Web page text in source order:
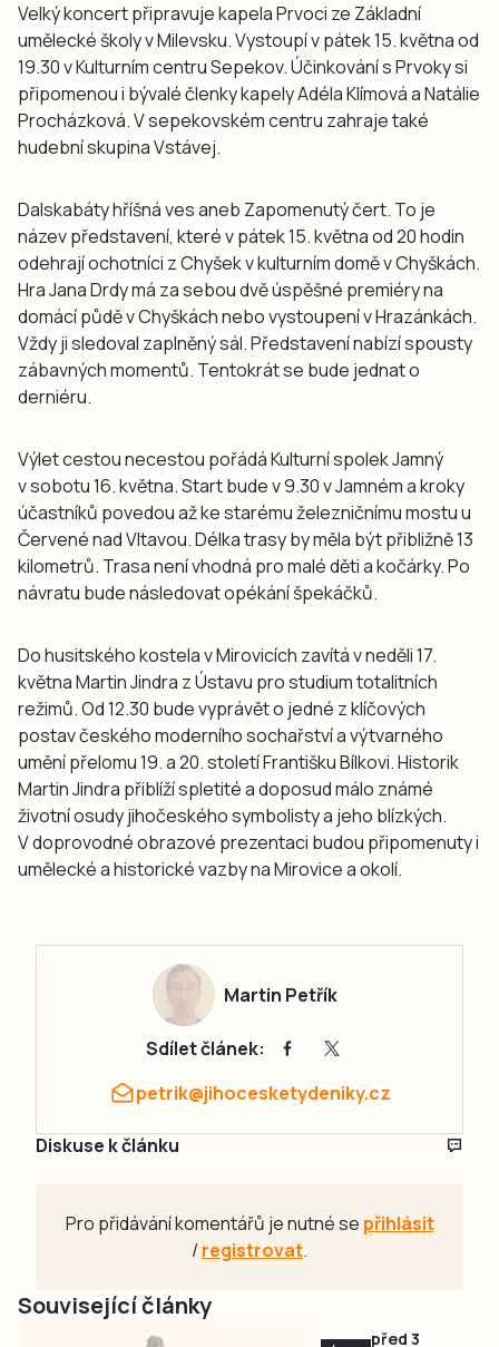
Velký koncert připravuje kapela Prvoci ze Základní
umělecké školy v Milevsku. Vystoupí v pátek 15. května od
19.30 v Kulturním centru Sepekov. Účinkování s Prvoky si
připomenou i bývalé členky kapely Adéla Klímová a Natálie
Procházková. V sepekovském centru zahraje také
hudební skupina Vstávej.
Dalskabáty hříšná ves aneb Zapomenutý čert. To je
název představení, které v pátek 15. května od 20 hodin
odehrají ochotníci z Chyšek v kulturním domě v Chyškách.
Hra Jana Drdy má za sebou dvě úspěšné premiéry na
domácí půdě v Chyškách nebo vystoupení v Hrazánkách.
Vždy ji sledoval zaplněný sál. Představení nabízí spousty
zábavných momentů. Tentokrát se bude jednat o
derniéru.
Výlet cestou necestou pořádá Kulturní spolek Jamný
v sobotu 16. května. Start bude v 9.30 v Jamném a kroky
účastníků povedou až ke starému železničnímu mostu u
Červené nad Vltavou. Délka trasy by měla být přibližně 13
kilometrů. Trasa není vhodná pro malé děti a kočárky. Po
návratu bude následovat opékání špekáčků.
Do husitského kostela v Mirovicích zavítá v neděli 17.
května Martin Jindra z Ústavu pro studium totalitních
režimů. Od 12.30 bude vyprávět o jedné z klíčových
postav českého moderního sochařství a výtvarného
umění přelomu 19. a 20. století Františku Bílkovi. Historik
Martin Jindra přiblíží spletité a doposud málo známé
životní osudy jihočeského symbolisty a jeho blízkých.
V doprovodné obrazové prezentaci budou připomenuty i
umělecké a historické vazby na Mirovice a okolí.
Martin Petřík
Sdílet článek:
petrik@jihocesketydeniky.cz
Diskuse k článku
Pro přidávání komentářů je nutné se přihlásit
/registrovat.
Související články
před 3